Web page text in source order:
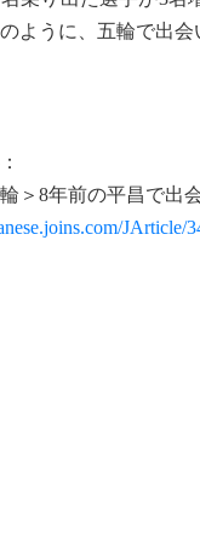
ように、五輪で出
＞8年前の平昌で出
JArticle/